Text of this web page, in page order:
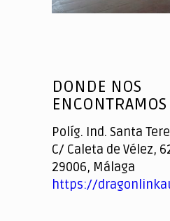
DONDE NOS
ENCONTRAMOS
Políg. Ind. Santa
C/ Caleta de Vélez,
29006, Málaga
https://